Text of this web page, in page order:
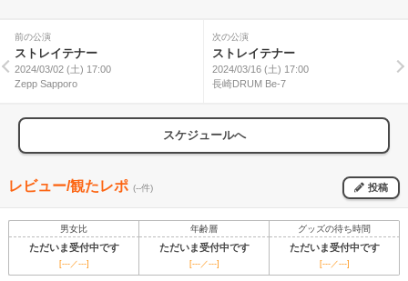
前の公演
ストレイテナー
2024/03/02 (土) 17:00
Zepp Sapporo
次の公演
ストレイテナー
2024/03/16 (土) 17:00
長崎DRUM Be-7
スケジュールへ
レビュー/観たレポ (--件) 投稿
男女比 年齢層 グッズの待ち時間
ただいま受付中です ただいま受付中です ただいま受付中です
[---／---] [---／---] [---／---]